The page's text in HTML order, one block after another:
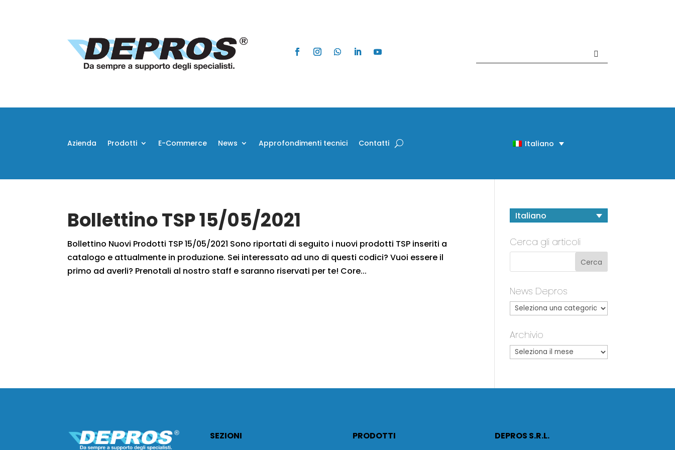
Azienda Prodotti E-Commerce News Approfondimenti tecnici Contatti Italiano
Bollettino TSP 15/05/2021
Bollettino Nuovi Prodotti TSP 15/05/2021 Sono riportati di seguito i nuovi prodotti TSP inseriti a
catalogo e attualmente in produzione. Sei interessato ad uno di questi codici? Vuoi essere il
primo ad averli? Prenotali al nostro staff e saranno riservati per te! Core...
Italiano
Cerca gli articoli
News Depros
Archivio
SEZIONI
PRODOTTI
DEPROS S.R.L.